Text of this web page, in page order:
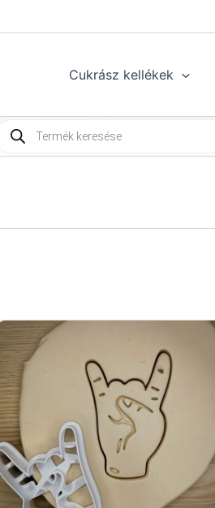
Cukrász kellékek
Products
search